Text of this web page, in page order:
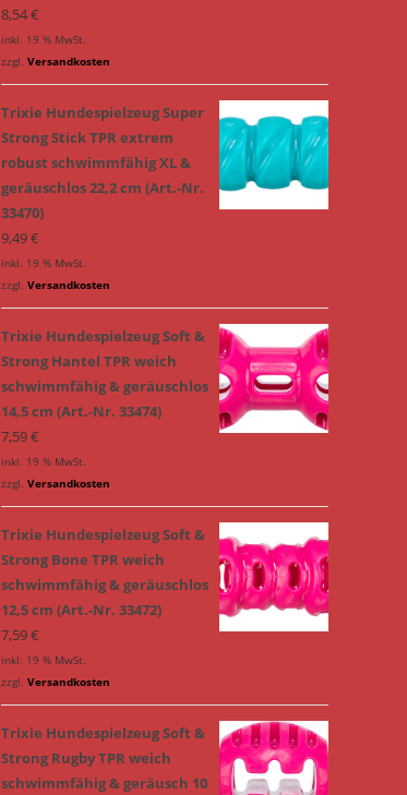
8,54€
inkl. 19 % MwSt.
zzgl. Versandkosten
Trixie Hundespielzeug Super
Strong Stick TPR extrem
robust schwimmfähig XL &
geräuschlos 22,2 cm (Art.-Nr.
33470)
9,49€
inkl. 19 % MwSt.
zzgl. Versandkosten
Trixie Hundespielzeug Soft &
Strong Hantel TPR weich
schwimmfähig & geräuschlos
14,5 cm (Art.-Nr. 33474)
7,59€
inkl. 19 % MwSt.
zzgl. Versandkosten
Trixie Hundespielzeug Soft &
Strong Bone TPR weich
schwimmfähig & geräuschlos
12,5 cm (Art.-Nr. 33472)
7,59€
inkl. 19 % MwSt.
zzgl. Versandkosten
Trixie Hundespielzeug Soft &
Strong Rugby TPR weich
schwimmfähig & geräusch 10